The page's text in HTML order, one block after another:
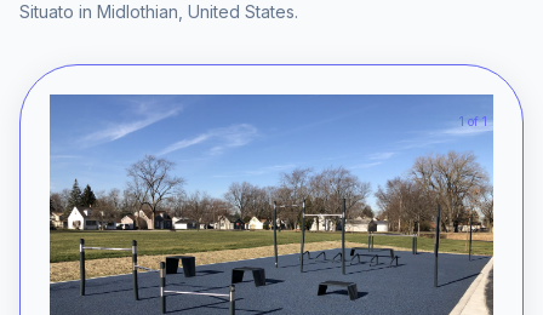
Situato in Midlothian United States.
1 of 1